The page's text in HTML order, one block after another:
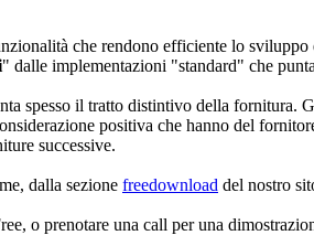
che rendono efficiente lo
" dalle implementazioni "standard" che
spesso il tratto distintivo della fornitura.
positiva che hanno del
successive.
, dalla sezione freedownload del nostro
, o prenotare una call per una